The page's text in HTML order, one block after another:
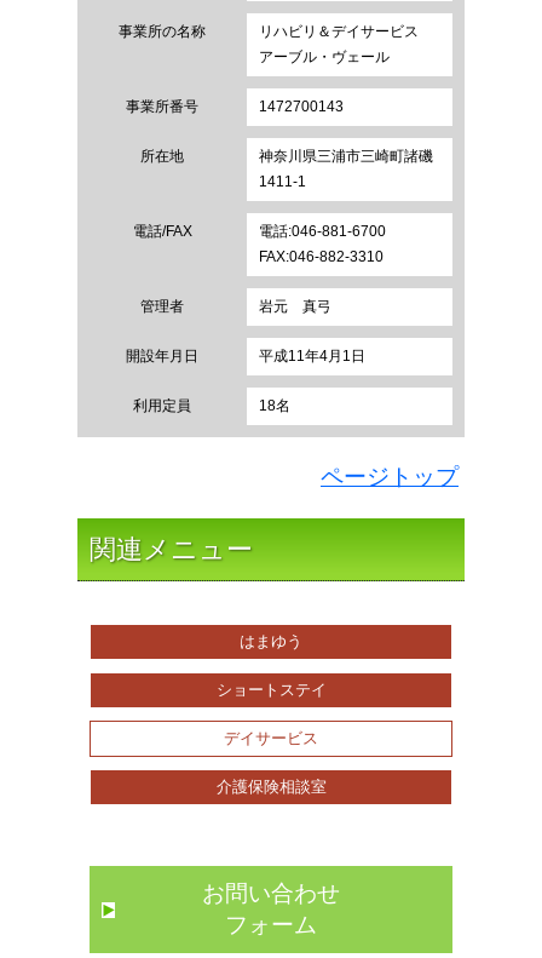
事業所の名称
リハビリ＆デイサービス
アーブル・ヴェール
事業所番号 1472700143
所在地
神奈川県三浦市三崎町諸磯
1411-1
電話/FAX
電話:046-881-6700
FAX:046-882-3310
管理者 岩元 真弓
開設年月日 平成11年4月1日
利用定員 18名
ページトップ
関連メニュー
はまゆう
ショートステイ
デイサービス
介護保険相談室
お問い合わせ
フォーム